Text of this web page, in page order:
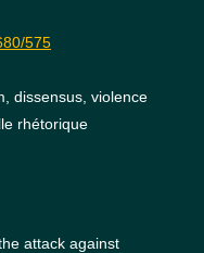
575
dissensus, violence
rhétorique
attack against